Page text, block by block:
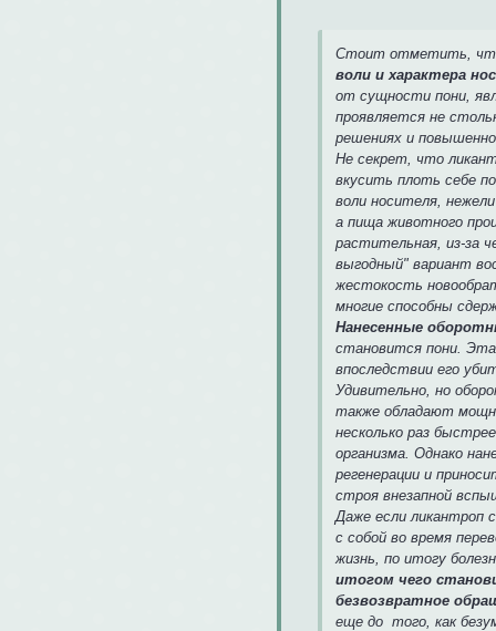
Стоит отметить,
воли и характера
от сущности пони,
проявляется не
решениях и
Не секрет, что
вкусить плоть себе
воли носителя,
а пища животного
растительная, из-за
выгодный" вариант
жестокость
многие способны
Нанесенные
становится пони.
впоследствии его
Удивительно, но
также обладают
несколько раз
организма. Однако
регенерации и
строя внезапной
Даже если ликантроп
с собой во время
жизнь, по итогу
итогом чего
безвозвратное
еще до того, как